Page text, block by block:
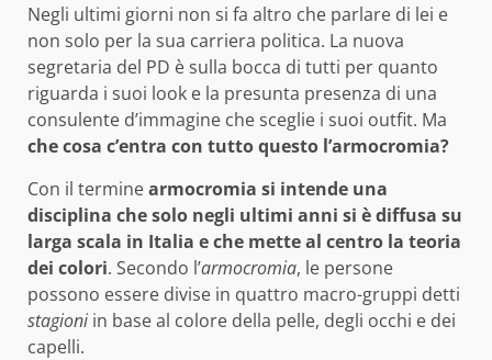
Negli ultimi giorni non si fa altro che parlare di lei e
non solo per la sua carriera politica. La nuova
segretaria del PD è sulla bocca di tutti per quanto
riguarda i suoi look e la presunta presenza di una
consulente d’immagine che sceglie i suoi outfit. Ma
che cosa c’entra con tutto questo l’armocromia?
Con il terminearmocromia si intende una
disciplina che solo negli ultimi anni si è diffusa su
larga scala in Italia e che mette al centro la teoria
dei colori. Secondo l’armocromia, le persone
possono essere divise in quattro macro-gruppi detti
stagioni in base al colore della pelle, degli occhi e dei
capelli.